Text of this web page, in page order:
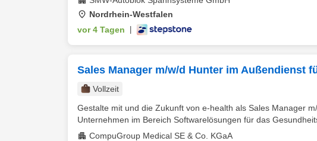
Nordrhein-Westfalen
vor 4 Tagen
Sales Manager m/w/d Hunter im Außendienst
Vollzeit
Gestalte mit und die Zukunft von e-health als Sales Manager
Unternehmen im Bereich Softwarelösungen für das
CompuGroup Medical SE & Co. KGaA